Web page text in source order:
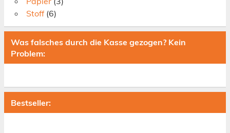
Stoff (6)
Was falsches durch die Kasse gezogen? Kein
Problem:
Bestseller: